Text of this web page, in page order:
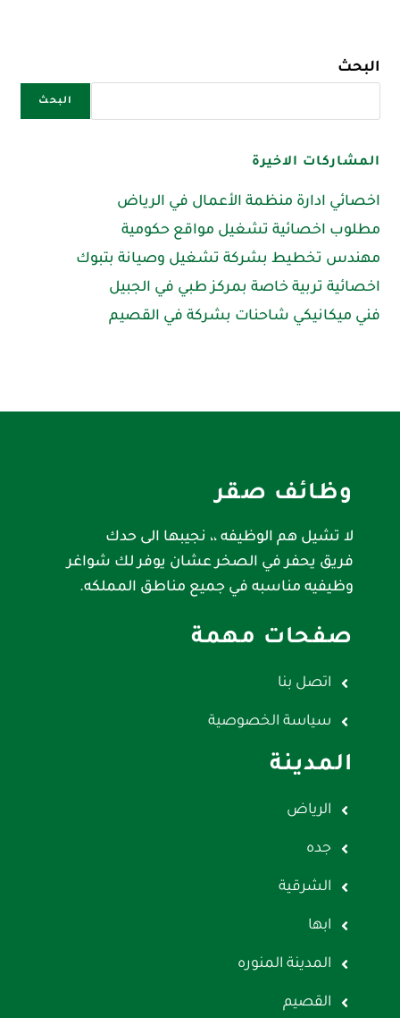
البحث
البحث
المشاركات الاخيرة
اخصائي ادارة منظمة الأعمال في الرياض
مطلوب اخصائية تشغيل مواقع حكومية
مهندس تخطيط بشركة تشغيل وصيانة بتبوك
اخصائية تربية خاصة بمركز طبي في الجبيل
فني ميكانيكي شاحنات بشركة في القصيم
وظائف صقر
لا تشيل هم الوظيفه ،، نجيبها الى حدك
فريق يحفر في الصخر عشان يوفر لك شواغر
وظيفيه مناسبه في جميع مناطق المملكه.
صفحات مهمة
اتصل بنا
سياسة الخصوصية
المدينة
الرياض
جده
الشرقية
ابها
المدينة المنوره
القصيم